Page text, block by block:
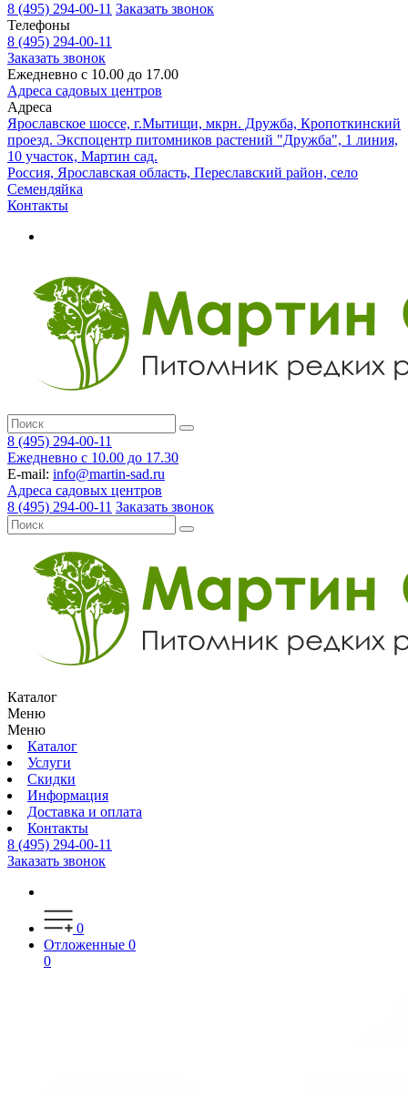
8 (495) 294-00-11 Заказать звонок
Телефоны
8 (495) 294-00-11
Заказать звонок
Ежедневно с 10.00 до 17.00
Адреса садовых центров
Адреса
Ярославское шоссе, г.Мытищи, мкрн. Дружба, Кропоткинский
проезд. Экспоцентр питомников растений "Дружба", 1 линия,
10 участок, Мартин сад.
Россия, Ярославская область, Переславский район, село
Семендяйка
Контакты
8 (495) 294-00-11
Ежедневно с 10.00 до 17.30
E-mail: info@martin-sad.ru
Адреса садовых центров
8 (495) 294-00-11 Заказать звонок
Каталог
Меню
Меню
Каталог
Услуги
Скидки
Информация
Доставка и оплата
Контакты
8 (495) 294-00-11
Заказать звонок
0
Отложенные 0
0